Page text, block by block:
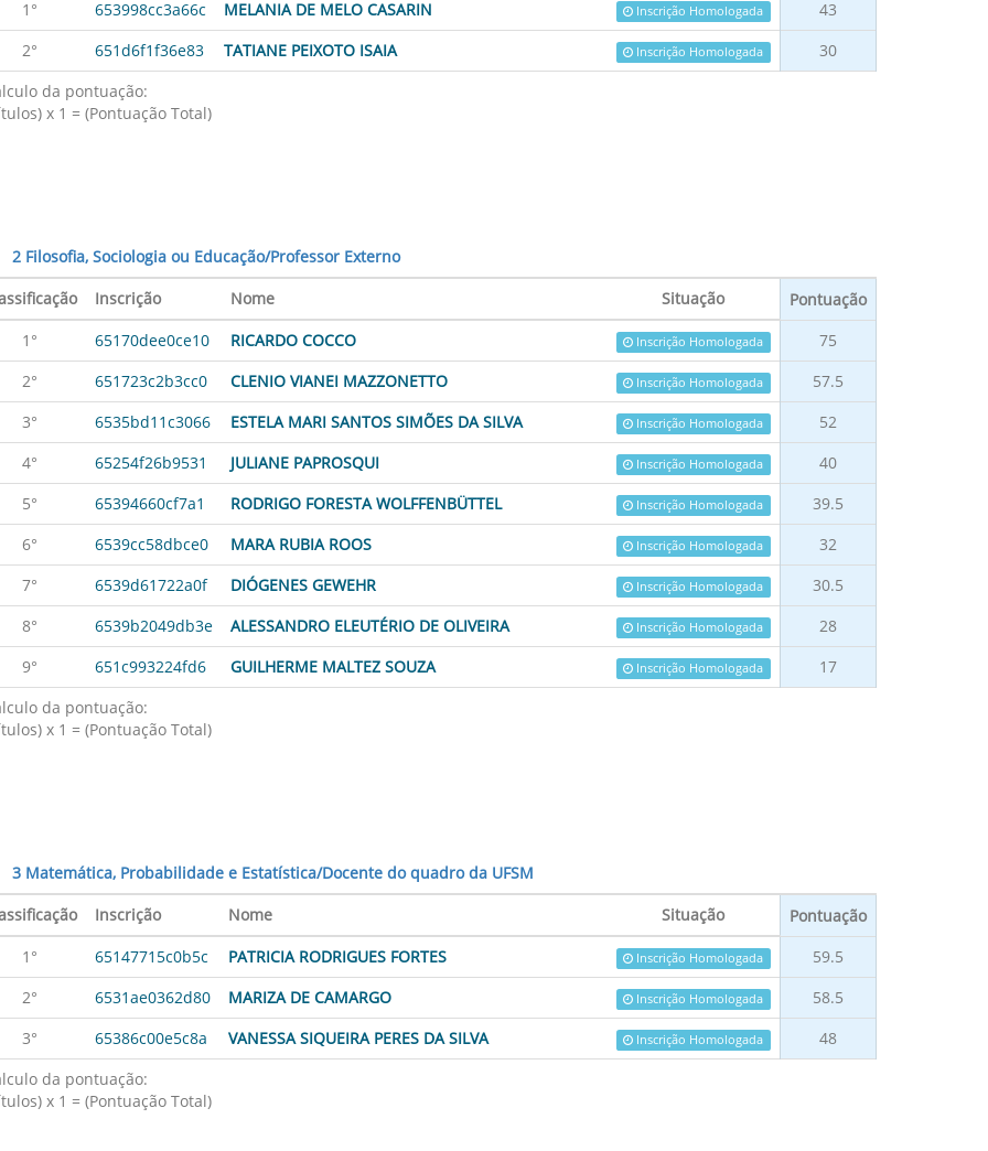
1°
653998cc3a66c MELANIA DE MELO CASARIN Inscrição Homologada
43
2°
651d6f1f36e83 TATIANE PEIXOTO ISAIA Inscrição Homologada
30
da pontuação:
x 1 = (Pontuação Total)
Filosofia, Sociologia ou Educação/Professor Externo
Inscrição Nome Situação
Pontuação
1°
65170dee0ce10 RICARDO COCCO Inscrição Homologada
75
2°
651723c2b3cc0 CLENIO VIANEI MAZZONETTO Inscrição Homologada
57.5
3°
6535bd11c3066 ESTELA MARI SANTOS SIMÕES DA SILVA Inscrição Homologada
52
4°
65254f26b9531 JULIANE PAPROSQUI Inscrição Homologada
40
5°
65394660cf7a1 RODRIGO FORESTA WOLFFENBÜTTEL Inscrição Homologada
39.5
6°
6539cc58dbce0 MARA RUBIA ROOS Inscrição Homologada
32
7°
6539d61722a0f DIÓGENES GEWEHR Inscrição Homologada
30.5
8°
6539b2049db3e ALESSANDRO ELEUTÉRIO DE OLIVEIRA Inscrição Homologada
28
9°
651c993224fd6 GUILHERME MALTEZ SOUZA Inscrição Homologada
17
da pontuação:
x 1 = (Pontuação Total)
Matemática, Probabilidade e Estatística/Docente do quadro da UFSM
Inscrição Nome Situação
Pontuação
1°
65147715c0b5c PATRICIA RODRIGUES FORTES Inscrição Homologada
59.5
2°
6531ae0362d80 MARIZA DE CAMARGO Inscrição Homologada
58.5
3°
65386c00e5c8a VANESSA SIQUEIRA PERES DA SILVA Inscrição Homologada
48
da pontuação:
x 1 = (Pontuação Total)